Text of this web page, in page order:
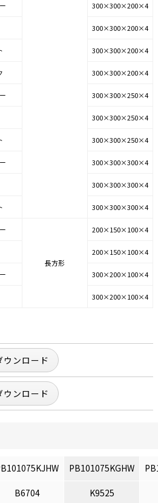
300×300×200×4
300×300×200×4
300×300×200×4
300×300×200×4
300×300×250×4
300×300×250×4
300×300×250×4
300×300×300×4
300×300×300×4
300×300×300×4
長方形
200×150×100×4
200×150×100×4
300×200×100×4
300×200×100×4
ウンロード
ウンロード
PB101075KGHW
B6704
K9525